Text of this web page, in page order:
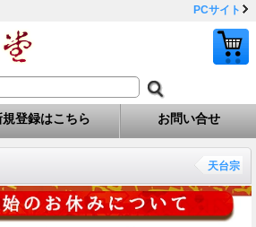
PCサイト
規登録はこちら お問い合せ
天台宗